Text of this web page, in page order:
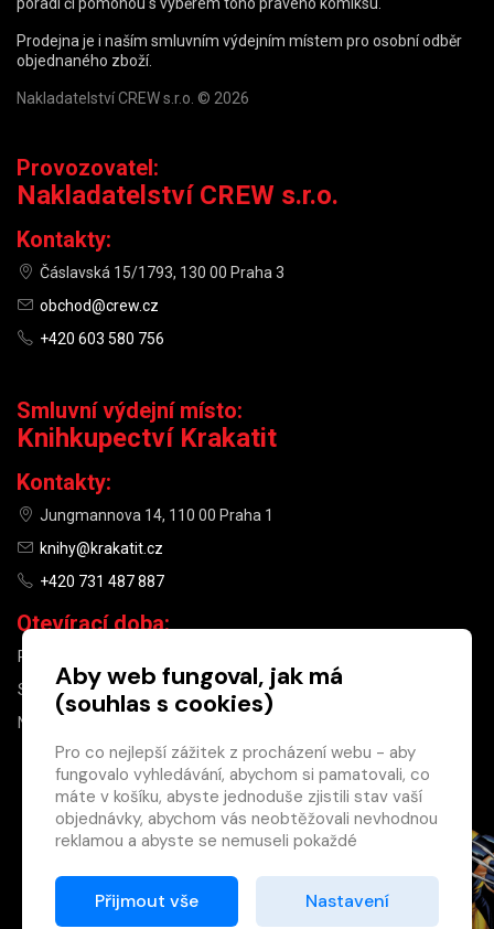
×
Máte u nás již
registrovaný
účet?
Registrací získáte slevu
na zboží ve výši 15 %
Prodejna je i naším smluvním výdejním místem pro osobní odběr
objednaného zboží.
Nakladatelství CREW s.r.o. © 2026
Provozovatel:
Nakladatelství CREW s.r.o.
Kontakty:
Čáslavská 15/1793, 130 00 Praha 3
obchod@crew.cz
+420 603 580 756
Smluvní výdejní místo:
Knihkupectví Krakatit
Kontakty:
Jungmannova 14, 110 00 Praha 1
knihy@krakatit.cz
+420 731 487 887
Otevírací doba:
PO–PÁ
SO
10:00–13:00
NE
Aby web fungoval, jak má
(souhlas s cookies)
Pro co nejlepší zážitek z procházení webu - aby
fungovalo vyhledávání, abychom si pamatovali, co
máte v košíku, abyste jednoduše zjistili stav vaší
objednávky, abychom vás neobtěžovali nevhodnou
reklamou a abyste se nemuseli pokaždé
Proto od vás potřebujeme souhlas se
zpracováním souborů cookies
Přijmout vše Nastavení